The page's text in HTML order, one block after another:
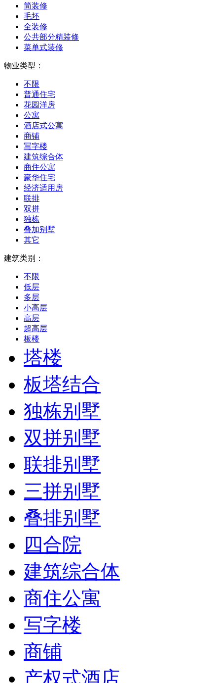
简装修
毛坯
全装修
公共部分精装修
菜单式装修
物业类型：
不限
普通住宅
花园洋房
公寓
酒店式公寓
商铺
写字楼
建筑综合体
商住公寓
豪华住宅
经济适用房
联排
双拼
独栋
叠加别墅
其它
建筑类别：
不限
低层
多层
小高层
高层
超高层
板楼
塔楼
板塔结合
独栋别墅
双拼别墅
联排别墅
三拼别墅
叠排别墅
四合院
建筑综合体
商住公寓
写字楼
商铺
产权式酒店